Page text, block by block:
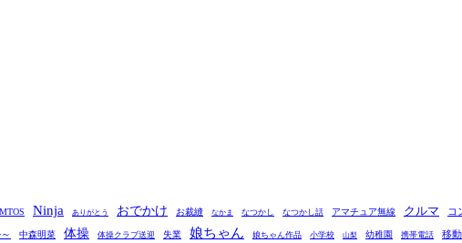
MTOS Ninja ありがとう おでかけ お裁縫 なかま なつかし なつかし話 アマチュア無線 クルマ コ
中森明菜 体操 体操クラブ送迎 失業 娘ちゃん 娘ちゃん作品 小学校 山梨 幼稚園 携帯電話 移